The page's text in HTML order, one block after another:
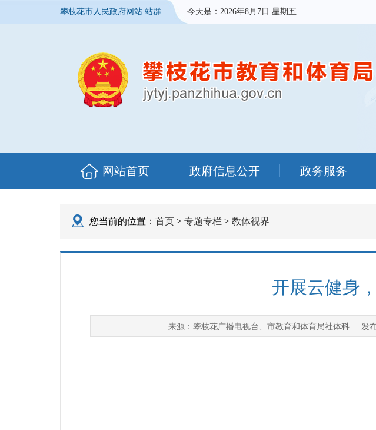
攀枝花市人民政府网站 站群 今天是： 2026年8月7日 星期五
网站首页 政府信息公开 政务服务
您当前的位置： 首页 > 专题专栏 > 教体视界
开展云健身
来源： 攀枝花广播电视台、市教育和体育局社体科发布